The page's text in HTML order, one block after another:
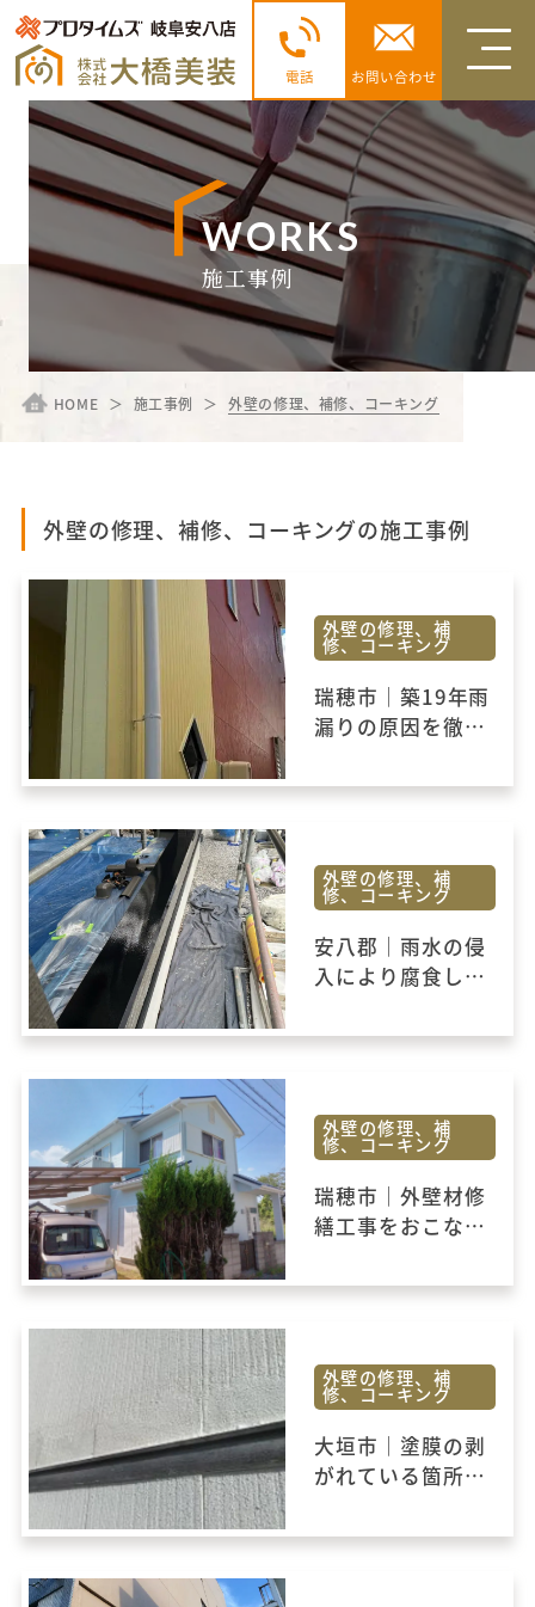
電話 お問い合わせ
WORKS
施工事例
HOME 施工事例 外壁の修理、補修、コーキング
外壁の修理、補修、コーキングの施工事例
外壁の修理、補
修、コーキング
瑞穂市｜築19年雨
漏りの原因を徹底
外壁の修理、補
修、コーキング
安八郡｜雨水の侵
入により腐食した
活しました！
外壁の修理、補
修、コーキング
瑞穂市｜外壁材修
繕工事をおこない
外壁の修理、補
修、コーキング
大垣市｜塗膜の剥
がれている箇所を